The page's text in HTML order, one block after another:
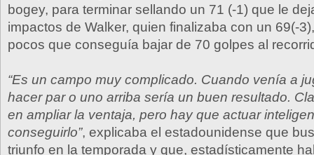
bogey, para terminar sellando un 71 (-1) que le
impactos de Walker, quien finalizaba con un 69(-
pocos que conseguía bajar de 70 golpes al
“Es un campo muy complicado. Cuando venía a
hacer par o uno arriba sería un buen resultado.
en ampliar la ventaja, pero hay que actuar
conseguirlo”, explicaba el estadounidense que
triunfo en la temporada y que, estadísticamente